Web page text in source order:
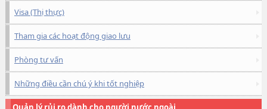
Visa (Thị thực)
Tham gia các hoạt động giao lưu
Phòng tư vấn
Những điều cần chú ý khi tốt nghiệp